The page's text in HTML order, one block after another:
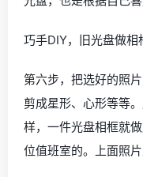
如果自己不会编可以
注意：一定要备好足
第五步，用红绳把光
作时需要拆开。“盘长
“吊穗”部分安装在最